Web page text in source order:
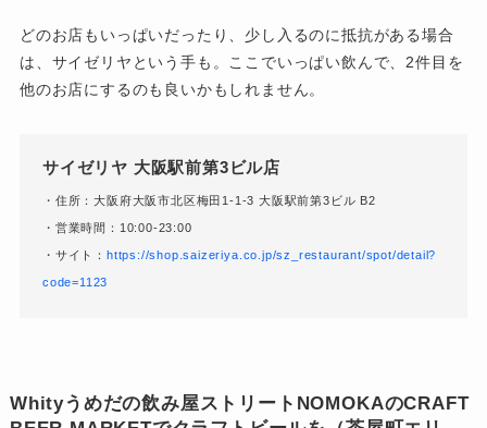
どのお店もいっぱいだったり、少し入るのに抵抗がある場合
は、サイゼリヤという手も。ここでいっぱい飲んで、2件目を
他のお店にするのも良いかもしれません。
サイゼリヤ 大阪駅前第3ビル店
・住所：大阪府大阪市北区梅田1-1-3 大阪駅前第3ビル B2
・営業時間：10:00-23:00
・サイト： https://shop.saizeriya.co.jp/sz_restaurant/spot/detail?
code=1123
Whityうめだの飲み屋ストリートNOMOKAのCRAFT